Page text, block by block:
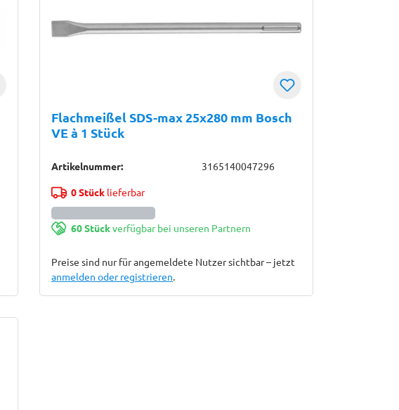
Flachmeißel SDS-max 25x280 mm Bosch
VE à 1 Stück
Artikelnummer: 3165140047296
0 Stücklieferbar
60 Stückverfügbar bei unseren Partnern
Preise sind nur für angemeldete Nutzer sichtbar – jetzt
anmelden oder registrieren.